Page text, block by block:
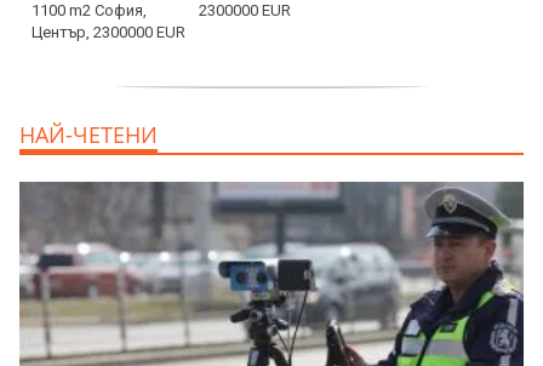
2300000 EUR
НАЙ-ЧЕТЕНИ